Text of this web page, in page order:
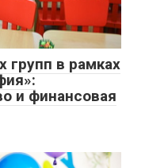
групп в рамках
и финансовая